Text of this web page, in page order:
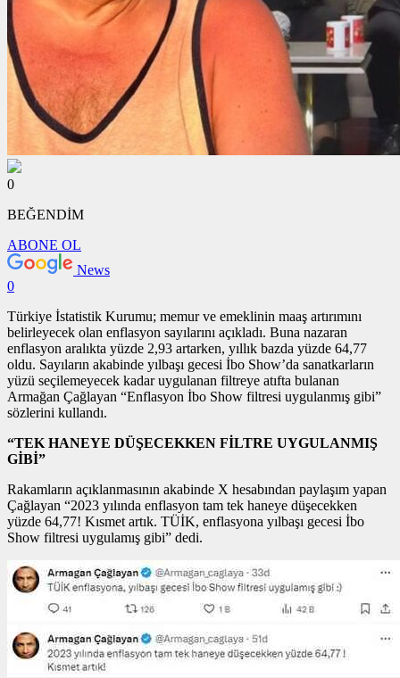
0
BEĞENDİM
ABONE OL
News
0
Türkiye İstatistik Kurumu; memur ve emeklinin maaş artırımını
belirleyecek olan enflasyon sayılarını açıkladı. Buna nazaran
enflasyon aralıkta yüzde 2,93 artarken, yıllık bazda yüzde 64,77
oldu. Sayıların akabinde yılbaşı gecesi İbo Show’da sanatkarların
yüzü seçilemeyecek kadar uygulanan filtreye atıfta bulanan
Armağan Çağlayan “Enflasyon İbo Show filtresi uygulanmış gibi”
sözlerini kullandı.
“TEK HANEYE DÜŞECEKKEN FİLTRE UYGULANMIŞ
GİBİ”
Rakamların açıklanmasının akabinde X hesabından paylaşım yapan
Çağlayan “2023 yılında enflasyon tam tek haneye düşecekken
yüzde 64,77! Kısmet artık. TÜİK, enflasyona yılbaşı gecesi İbo
Show filtresi uygulamış gibi” dedi.